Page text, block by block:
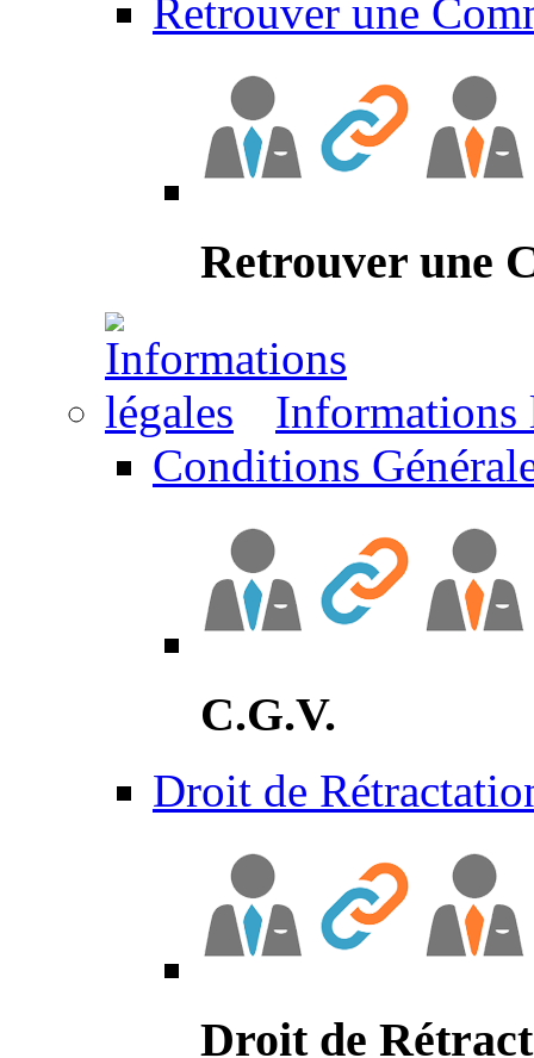
Retrouver une
Retrouver une
Informations
Conditions
C.G.V.
Droit de
Droit de